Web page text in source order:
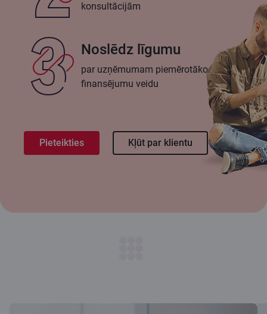
konsultācijām
Noslēdz līgumu
par uzņēmumam piemērotāko
finansējumu veidu
Pieteikties Kļūt par klientu